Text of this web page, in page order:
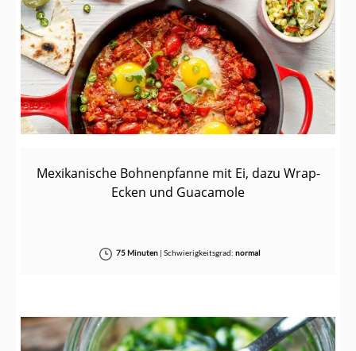
Mexikanische Bohnenpfanne mit Ei, dazu Wrap-
Ecken und Guacamole
75 Minuten| Schwierigkeitsgrad: normal